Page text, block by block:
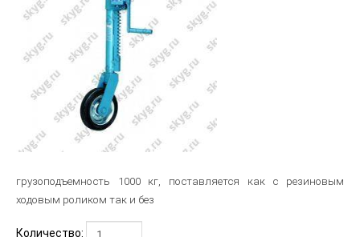
грузоподъемность 1000 кг, поставляется как с резиновым
ходовым роликом так и без
Количество: